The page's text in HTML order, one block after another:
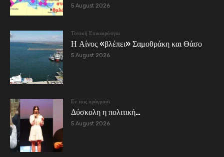
5 August 2026
Τοπική Επικαιρότητα
Η Αίνος «βλέπει» Σαμοθράκη και Θάσο
5 August 2026
Εν τοις πράγμασι
Δύσκολη η πολιτική…
5 August 2026